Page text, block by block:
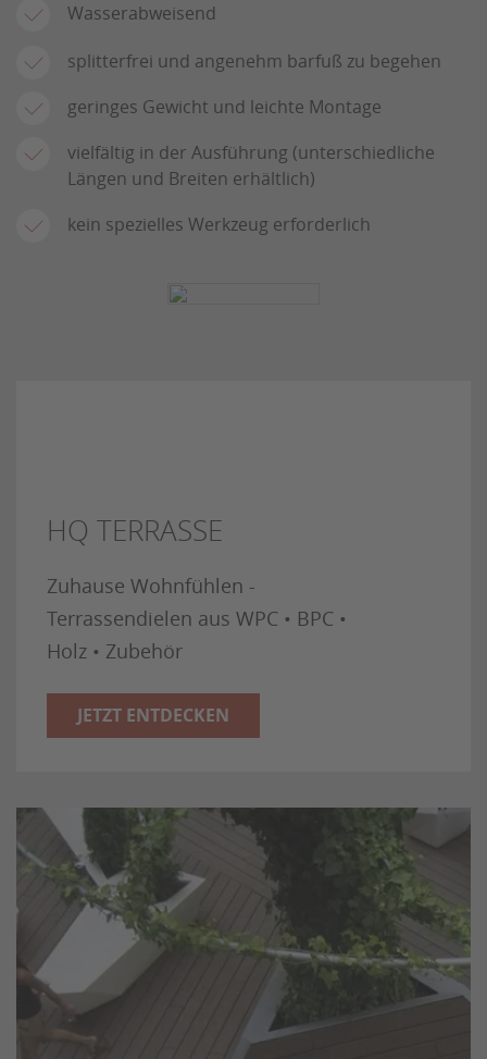
Wasserabweisend
splitterfrei und angenehm barfuß zu begehen
geringes Gewicht und leichte Montage
vielfältig in der Ausführung (unterschiedliche
Längen und Breiten erhältlich)
kein spezielles Werkzeug erforderlich
HQ TERRASSE
Zuhause Wohnfühlen -
Terrassendielen aus WPC • BPC •
Holz • Zubehör
JETZT ENTDECKEN